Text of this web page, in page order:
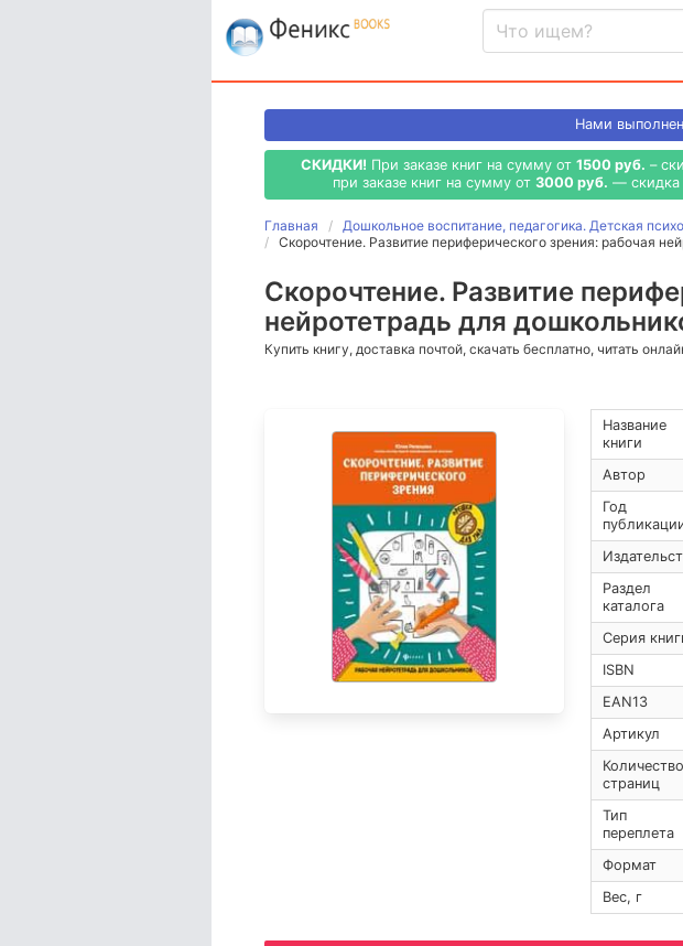
Нами
СКИДКИ! При заказе книг на сумму от 1500 руб. –
при заказе книг на сумму от 3000 руб. — скидка
Главная
Дошкольное воспитание, педагогика. Детская
Скорочтение. Развитие периферического зрения: рабочая
Скорочтение. Развитие
нейротетрадь для
Купить книгу, доставка почтой, скачать бесплатно, читать
Название
книги
Автор
Год
Раздел
каталога
Серия
ISBN
EAN13
Артикул
Количество
страниц
Тип
переплета
Формат
Вес, г